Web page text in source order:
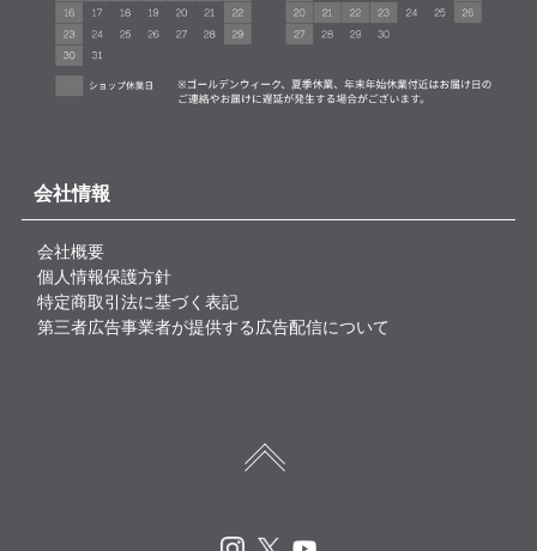
会社情報
会社概要
個人情報保護方針
特定商取引法に基づく表記
第三者広告事業者が提供する広告配信について